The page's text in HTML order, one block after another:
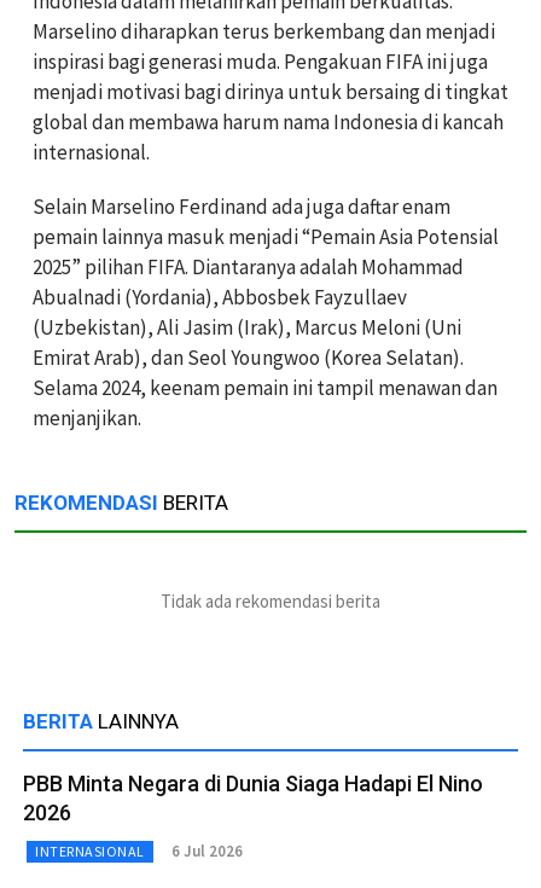
Marselino diharapkan terus berkembang dan menjadi
inspirasi bagi generasi muda. Pengakuan FIFA ini juga
menjadi motivasi bagi dirinya untuk bersaing di tingkat
global dan membawa harum nama Indonesia di kancah
internasional.
Selain Marselino Ferdinand ada juga daftar enam
pemain lainnya masuk menjadi “Pemain Asia Potensial
2025” pilihan FIFA. Diantaranya adalah Mohammad
Abualnadi (Yordania), Abbosbek Fayzullaev
(Uzbekistan), Ali Jasim (Irak), Marcus Meloni (Uni
Emirat Arab), dan Seol Youngwoo (Korea Selatan).
Selama 2024, keenam pemain ini tampil menawan dan
menjanjikan.
REKOMENDASI BERITA
Tidak ada rekomendasi berita
BERITA LAINNYA
PBB Minta Negara di Dunia Siaga Hadapi El Nino
2026
INTERNASIONAL 6 Jul 2026